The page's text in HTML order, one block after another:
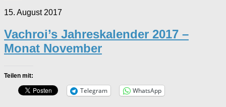
15. August 2017
Vachroi’s Jahreskalender 2017 –
Monat November
Teilen mit:
Telegram WhatsApp